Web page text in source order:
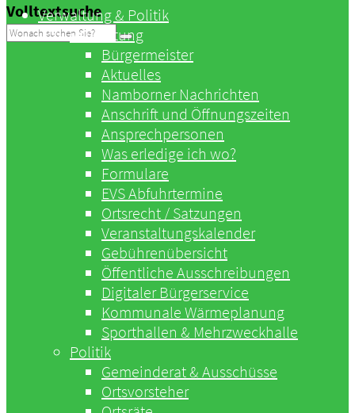
Volltextsuche
Verwaltung & Politik
Verwaltung
Bürgermeister
Aktuelles
Namborner Nachrichten
Anschrift und Öffnungszeiten
Ansprechpersonen
Was erledige ich wo?
Formulare
EVS Abfuhrtermine
Ortsrecht / Satzungen
Veranstaltungskalender
Gebührenübersicht
Öffentliche Ausschreibungen
Digitaler Bürgerservice
Kommunale Wärmeplanung
Sporthallen & Mehrzweckhalle
Politik
Gemeinderat & Ausschüsse
Ortsvorsteher